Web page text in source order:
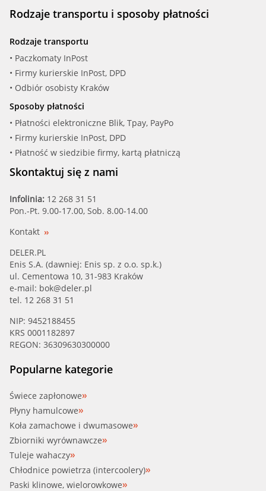
Rodzaje transportu i sposoby płatności
Rodzaje transportu
• Paczkomaty InPost
• Firmy kurierskie InPost, DPD
• Odbiór osobisty Kraków
Sposoby płatności
• Płatności elektroniczne Blik, Tpay, PayPo
• Firmy kurierskie InPost, DPD
• Płatność w siedzibie firmy, kartą płatniczą
Skontaktuj się z nami
Infolinia: 12 268 31 51
Pon.-Pt. 9.00-17.00, Sob. 8.00-14.00
Kontakt
DELER.PL
Enis S.A. (dawniej: Enis sp. z o.o. sp.k.)
ul. Cementowa 10, 31-983 Kraków
e-mail: bok@deler.pl
tel. 12 268 31 51
NIP: 9452188455
KRS 0001182897
REGON: 36309630300000
Popularne kategorie
Świece zapłonowe
Płyny hamulcowe
Koła zamachowe i dwumasowe
Zbiorniki wyrównawcze
Tuleje wahaczy
Chłodnice powietrza (intercoolery)
Paski klinowe, wielorowkowe